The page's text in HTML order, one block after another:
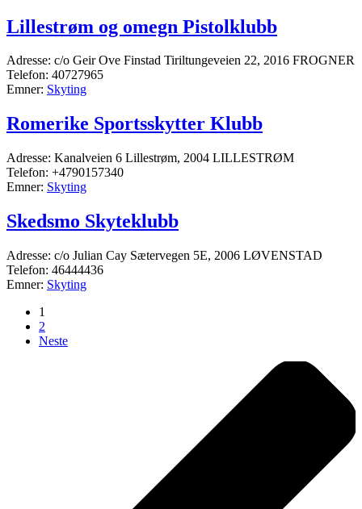
Lillestrøm og omegn Pistolklubb
Adresse: c/o Geir Ove Finstad Tiriltungeveien 22, 2016 FROGNER
Telefon: 40727965
Emner: Skyting
Romerike Sportsskytter Klubb
Adresse: Kanalveien 6 Lillestrøm, 2004 LILLESTRØM
Telefon: +4790157340
Emner: Skyting
Skedsmo Skyteklubb
Adresse: c/o Julian Cay Sætervegen 5E, 2006 LØVENSTAD
Telefon: 46444436
Emner: Skyting
1
2
Neste